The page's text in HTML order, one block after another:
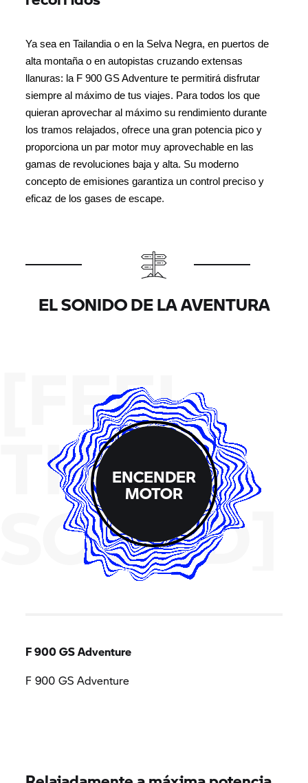
Ya sea enTailandia o en la Selva Negra, en puertos de
alta montaña o en autopistas cruzando extensas
llanuras: la F 900 GS Adventure te permitirá disfrutar
siempre al máximo de tus viajes. Para todos los que
quieran aprovechar al máximo su rendimiento durante
los tramos relajados, ofrece una gran potencia pico y
proporciona un par motor muy aprovechable en las
gamas de revoluciones baja y alta. Su moderno
concepto de emisiones garantiza un control preciso y
eficaz de los gases de escape.
EL SONIDO DE LA AVENTURA
[FEEL
THE
SOUND]
ENCENDER
MOTOR
F 900 GS Adventure
F 900 GS Adventure